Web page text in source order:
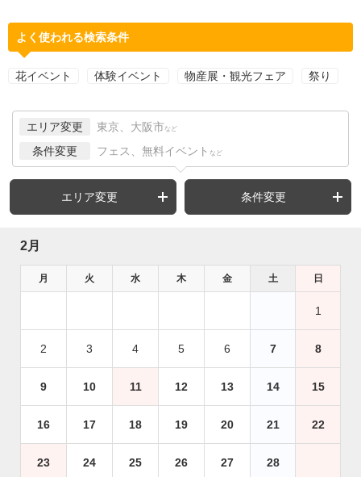
よく使われる検索条件
花イベント 体験イベント 物産展・観光フェア 祭り
エリア変更 東京、大阪市 など
条件変更 フェス、無料イベント など
エリア変更 条件変更
2月
月 火 水 木 金 土 日
1
2 3 4 5 6 7 8
9 10 11 12 13 14 15
16 17 18 19 20 21 22
23 24 25 26 27 28